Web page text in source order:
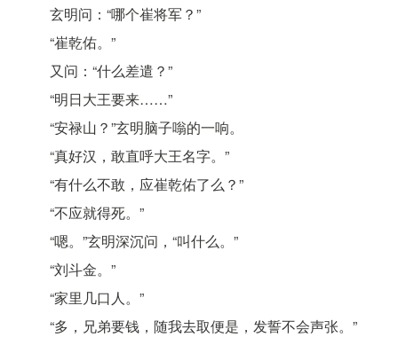
玄明问：“哪个崔将军？”
“崔乾佑。”
又问：“什么差遣？”
“明日大王要来……”
“安禄山？”玄明脑子嗡的一响。
“真好汉，敢直呼大王名字。”
“有什么不敢，应崔乾佑了么？”
“不应就得死。”
“嗯。”玄明深沉问，“叫什么。”
“刘斗金。”
“家里几口人。”
“多，兄弟要钱，随我去取便是，发誓不会声张。”